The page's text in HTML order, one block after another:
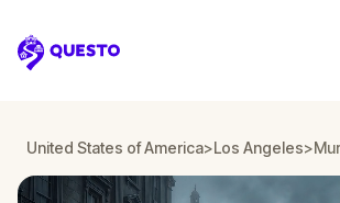
Questo
United States of America>Los Angeles>